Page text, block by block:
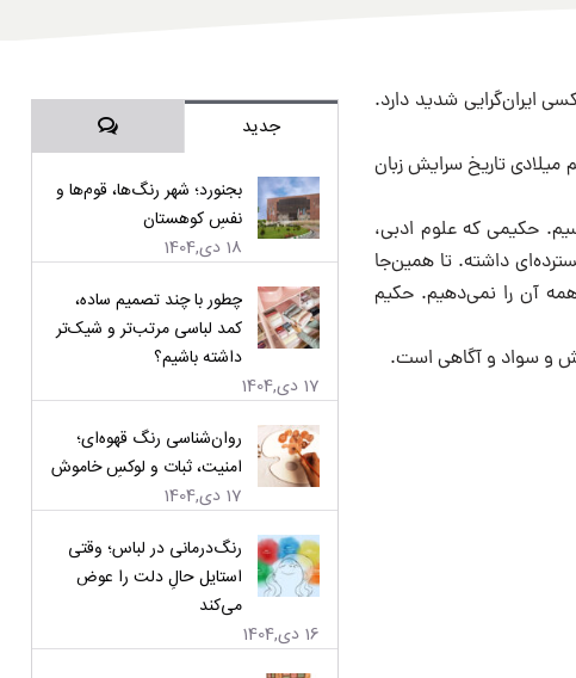
ایران‌گرایی شدید دارد.
تاریخ سرایش زبان
حکیمی که علوم ادبی،
داشته. تا همین‌جا
آن را نمی‌دهیم. حکیم
و سواد و آگاهی است.
جدید دیدگاه‌ها
بجنورد؛ شهر رنگ‌ها، قوم‌ها و
نفسِ کوهستان
18 دی,1404
چطور با چند تصمیم ساده،
کمد لباسی مرتب‌تر و شیک‌تر
داشته باشیم؟
17 دی,1404
روان‌شناسی رنگ قهوه‌ای؛
امنیت، ثبات و لوکسِ خاموش
17 دی,1404
رنگ‌درمانی در لباس؛ وقتی
استایل حالِ دلت را عوض
می‌کند
16 دی,1404